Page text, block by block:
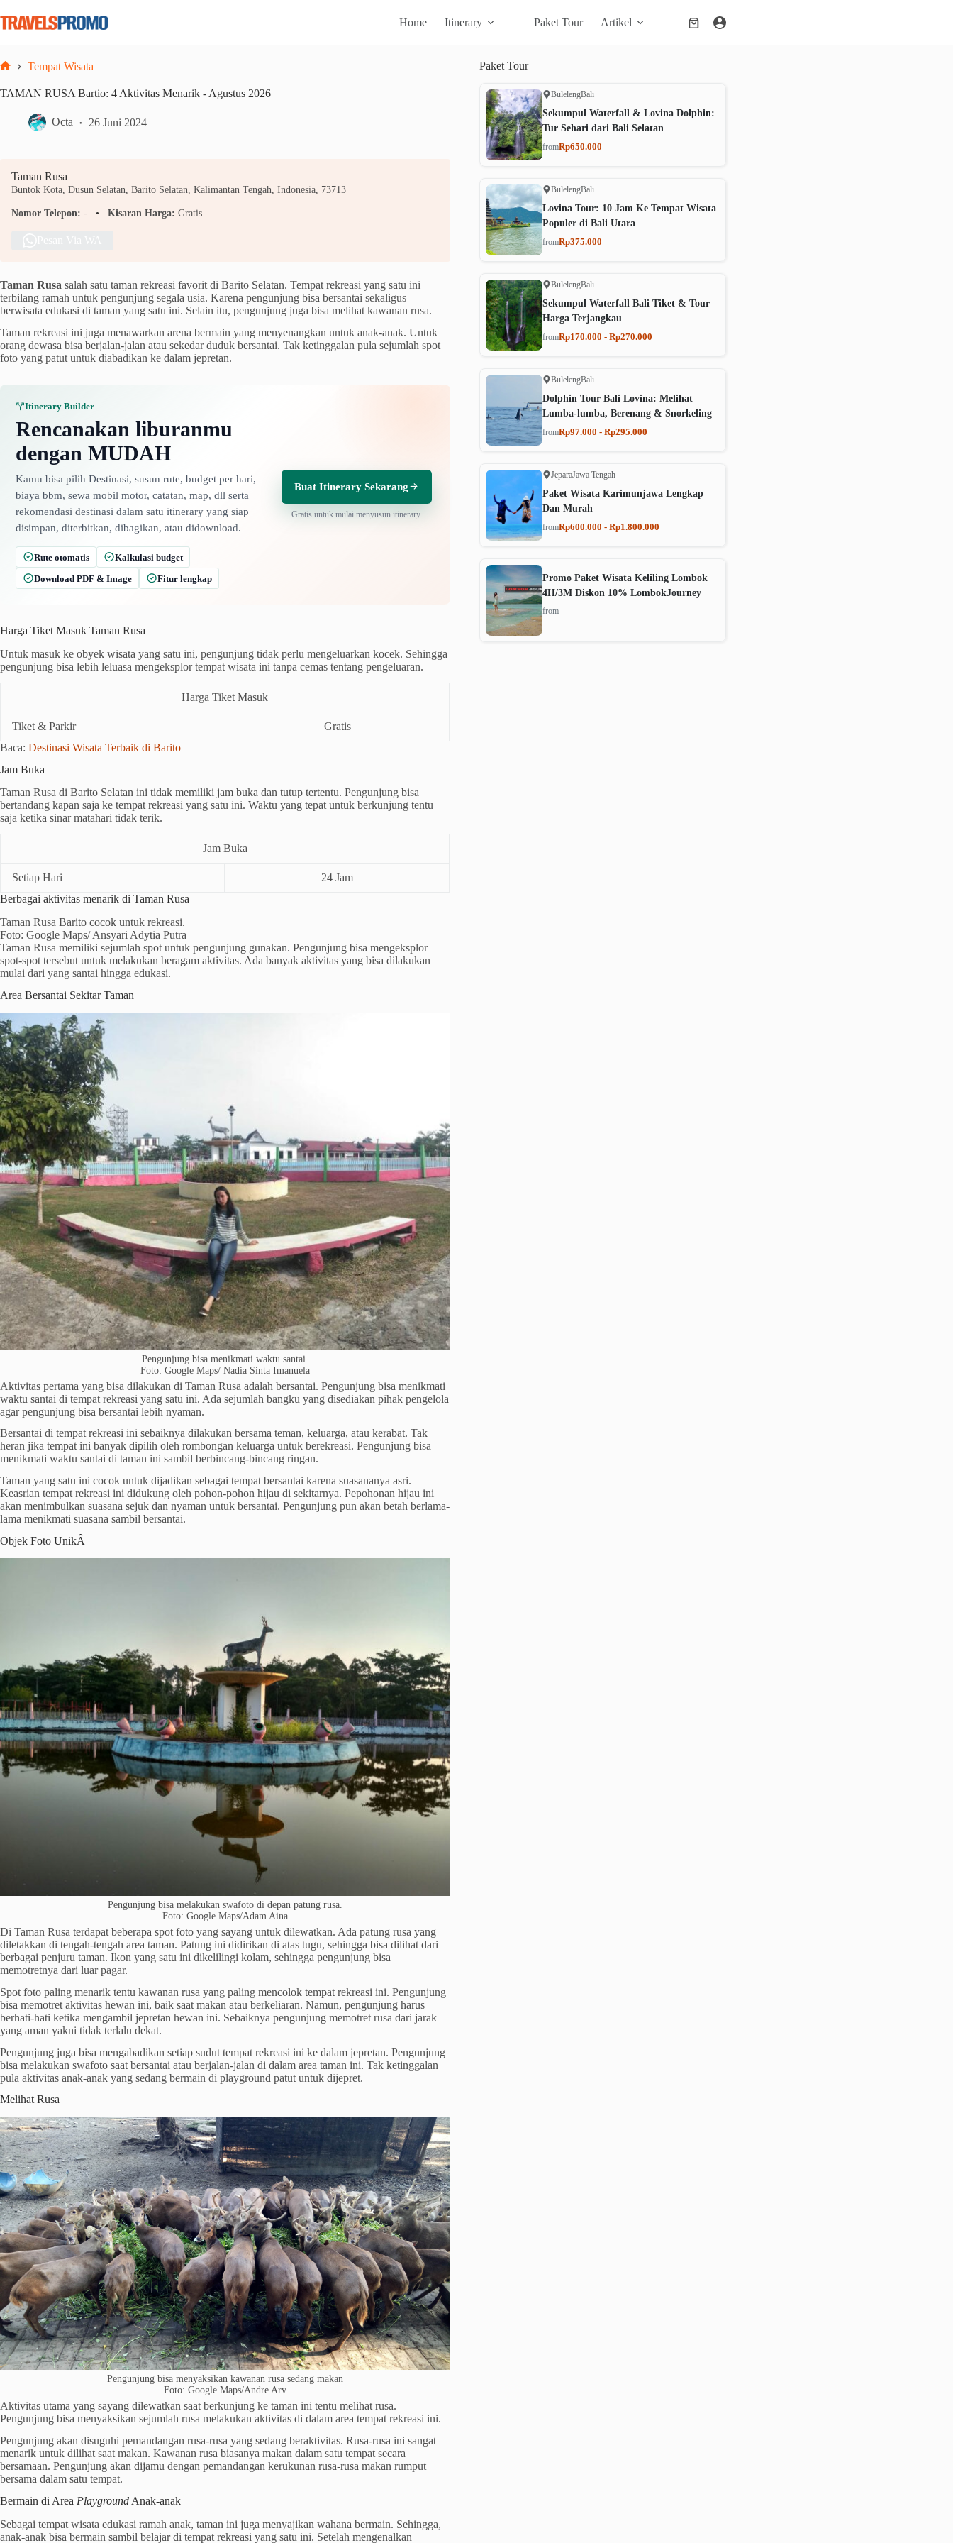
to
content
Home Itinerary Paket Tour Artikel
Shopping
Tempat Wisata
TAMAN RUSA Bartio: 4 Aktivitas Menarik - Agustus 2026
Octa 26 Juni 2024
Taman Rusa
Buntok Kota, Dusun Selatan, Barito Selatan, Kalimantan Tengah, Indonesia, 73713
Nomor Telepon: - Kisaran Harga: Gratis
Taman Rusa salah satu taman rekreasi favorit di Barito Selatan. Tempat rekreasi yang satu ini
terbilang ramah untuk pengunjung segala usia. Karena pengunjung bisa bersantai sekaligus
berwisata edukasi di taman yang satu ini. Selain itu, pengunjung juga bisa melihat kawanan rusa.
Taman rekreasi ini juga menawarkan arena bermain yang menyenangkan untuk anak-anak. Untuk
orang dewasa bisa berjalan-jalan atau sekedar duduk bersantai. Tak ketinggalan pula sejumlah spot
foto yang patut untuk diabadikan ke dalam jepretan.
Itinerary Builder
Rencanakan liburanmu
dengan MUDAH
Kamu bisa pilih Destinasi, susun rute, budget per hari,
biaya bbm, sewa mobil motor, catatan, map, dll serta
rekomendasi destinasi dalam satu itinerary yang siap
disimpan, diterbitkan, dibagikan, atau didownload.
Rute otomatis
Kalkulasi budget
Download PDF & Image
Fitur lengkap
Buat Itinerary Sekarang
Gratis untuk mulai menyusun itinerary.
Harga Tiket Masuk Taman Rusa
Untuk masuk ke obyek wisata yang satu ini, pengunjung tidak perlu mengeluarkan kocek. Sehingga
pengunjung bisa lebih leluasa mengeksplor tempat wisata ini tanpa cemas tentang pengeluaran.
Harga Tiket Masuk
Tiket & Parkir
Gratis
Baca: Destinasi Wisata Terbaik di Barito
Jam Buka
Taman Rusa di Barito Selatan ini tidak memiliki jam buka dan tutup tertentu. Pengunjung bisa
bertandang kapan saja ke tempat rekreasi yang satu ini. Waktu yang tepat untuk berkunjung tentu
saja ketika sinar matahari tidak terik.
Jam Buka
Setiap Hari
24 Jam
Berbagai aktivitas menarik di Taman Rusa
Taman Rusa Barito cocok untuk rekreasi.
Foto: Google Maps/ Ansyari Adytia Putra
Taman Rusa memiliki sejumlah spot untuk pengunjung gunakan. Pengunjung bisa mengeksplor
spot-spot tersebut untuk melakukan beragam aktivitas. Ada banyak aktivitas yang bisa dilakukan
mulai dari yang santai hingga edukasi.
Area Bersantai Sekitar Taman
Pengunjung bisa menikmati waktu santai.
Foto: Google Maps/ Nadia Sinta Imanuela
Aktivitas pertama yang bisa dilakukan di Taman Rusa adalah bersantai. Pengunjung bisa menikmati
waktu santai di tempat rekreasi yang satu ini. Ada sejumlah bangku yang disediakan pihak pengelola
agar pengunjung bisa bersantai lebih nyaman.
Bersantai di tempat rekreasi ini sebaiknya dilakukan bersama teman, keluarga, atau kerabat. Tak
heran jika tempat ini banyak dipilih oleh rombongan keluarga untuk berekreasi. Pengunjung bisa
menikmati waktu santai di taman ini sambil berbincang-bincang ringan.
Taman yang satu ini cocok untuk dijadikan sebagai tempat bersantai karena suasananya asri.
Keasrian tempat rekreasi ini didukung oleh pohon-pohon hijau di sekitarnya. Pepohonan hijau ini
akan menimbulkan suasana sejuk dan nyaman untuk bersantai. Pengunjung pun akan betah berlama-
lama menikmati suasana sambil bersantai.
Objek Foto UnikÂ
Pengunjung bisa melakukan swafoto di depan patung rusa.
Foto: Google Maps/Adam Aina
Di Taman Rusa terdapat beberapa spot foto yang sayang untuk dilewatkan. Ada patung rusa yang
diletakkan di tengah-tengah area taman. Patung ini didirikan di atas tugu, sehingga bisa dilihat dari
berbagai penjuru taman. Ikon yang satu ini dikelilingi kolam, sehingga pengunjung bisa
memotretnya dari luar pagar.
Spot foto paling menarik tentu kawanan rusa yang paling mencolok tempat rekreasi ini. Pengunjung
bisa memotret aktivitas hewan ini, baik saat makan atau berkeliaran. Namun, pengunjung harus
berhati-hati ketika mengambil jepretan hewan ini. Sebaiknya pengunjung memotret rusa dari jarak
yang aman yakni tidak terlalu dekat.
Pengunjung juga bisa mengabadikan setiap sudut tempat rekreasi ini ke dalam jepretan. Pengunjung
bisa melakukan swafoto saat bersantai atau berjalan-jalan di dalam area taman ini. Tak ketinggalan
pula aktivitas anak-anak yang sedang bermain di playground patut untuk dijepret.
Melihat Rusa
Pengunjung bisa menyaksikan kawanan rusa sedang makan
Foto: Google Maps/Andre Arv
Aktivitas utama yang sayang dilewatkan saat berkunjung ke taman ini tentu melihat rusa.
Pengunjung bisa menyaksikan sejumlah rusa melakukan aktivitas di dalam area tempat rekreasi ini.
Pengunjung akan disuguhi pemandangan rusa-rusa yang sedang beraktivitas. Rusa-rusa ini sangat
menarik untuk dilihat saat makan. Kawanan rusa biasanya makan dalam satu tempat secara
bersamaan. Pengunjung akan dijamu dengan pemandangan kerukunan rusa-rusa makan rumput
bersama dalam satu tempat.
Bermain di Area Playground Anak-anak
Sebagai tempat wisata edukasi ramah anak, taman ini juga menyajikan wahana bermain. Sehingga,
anak-anak bisa bermain sambil belajar di tempat rekreasi yang satu ini. Setelah mengenalkan
Paket Tour
BulelengBali
Sekumpul Waterfall & Lovina Dolphin:
Tur Sehari dari Bali Selatan
fromRp650.000
BulelengBali
Lovina Tour: 10 Jam Ke Tempat Wisata
Populer di Bali Utara
fromRp375.000
BulelengBali
Sekumpul Waterfall Bali Tiket & Tour
Harga Terjangkau
fromRp170.000 - Rp270.000
BulelengBali
Dolphin Tour Bali Lovina: Melihat
Lumba-lumba, Berenang & Snorkeling
fromRp97.000 - Rp295.000
JeparaJawa Tengah
Paket Wisata Karimunjawa Lengkap
Dan Murah
fromRp600.000 - Rp1.800.000
Promo Paket Wisata Keliling Lombok
4H/3M Diskon 10% LombokJourney
from